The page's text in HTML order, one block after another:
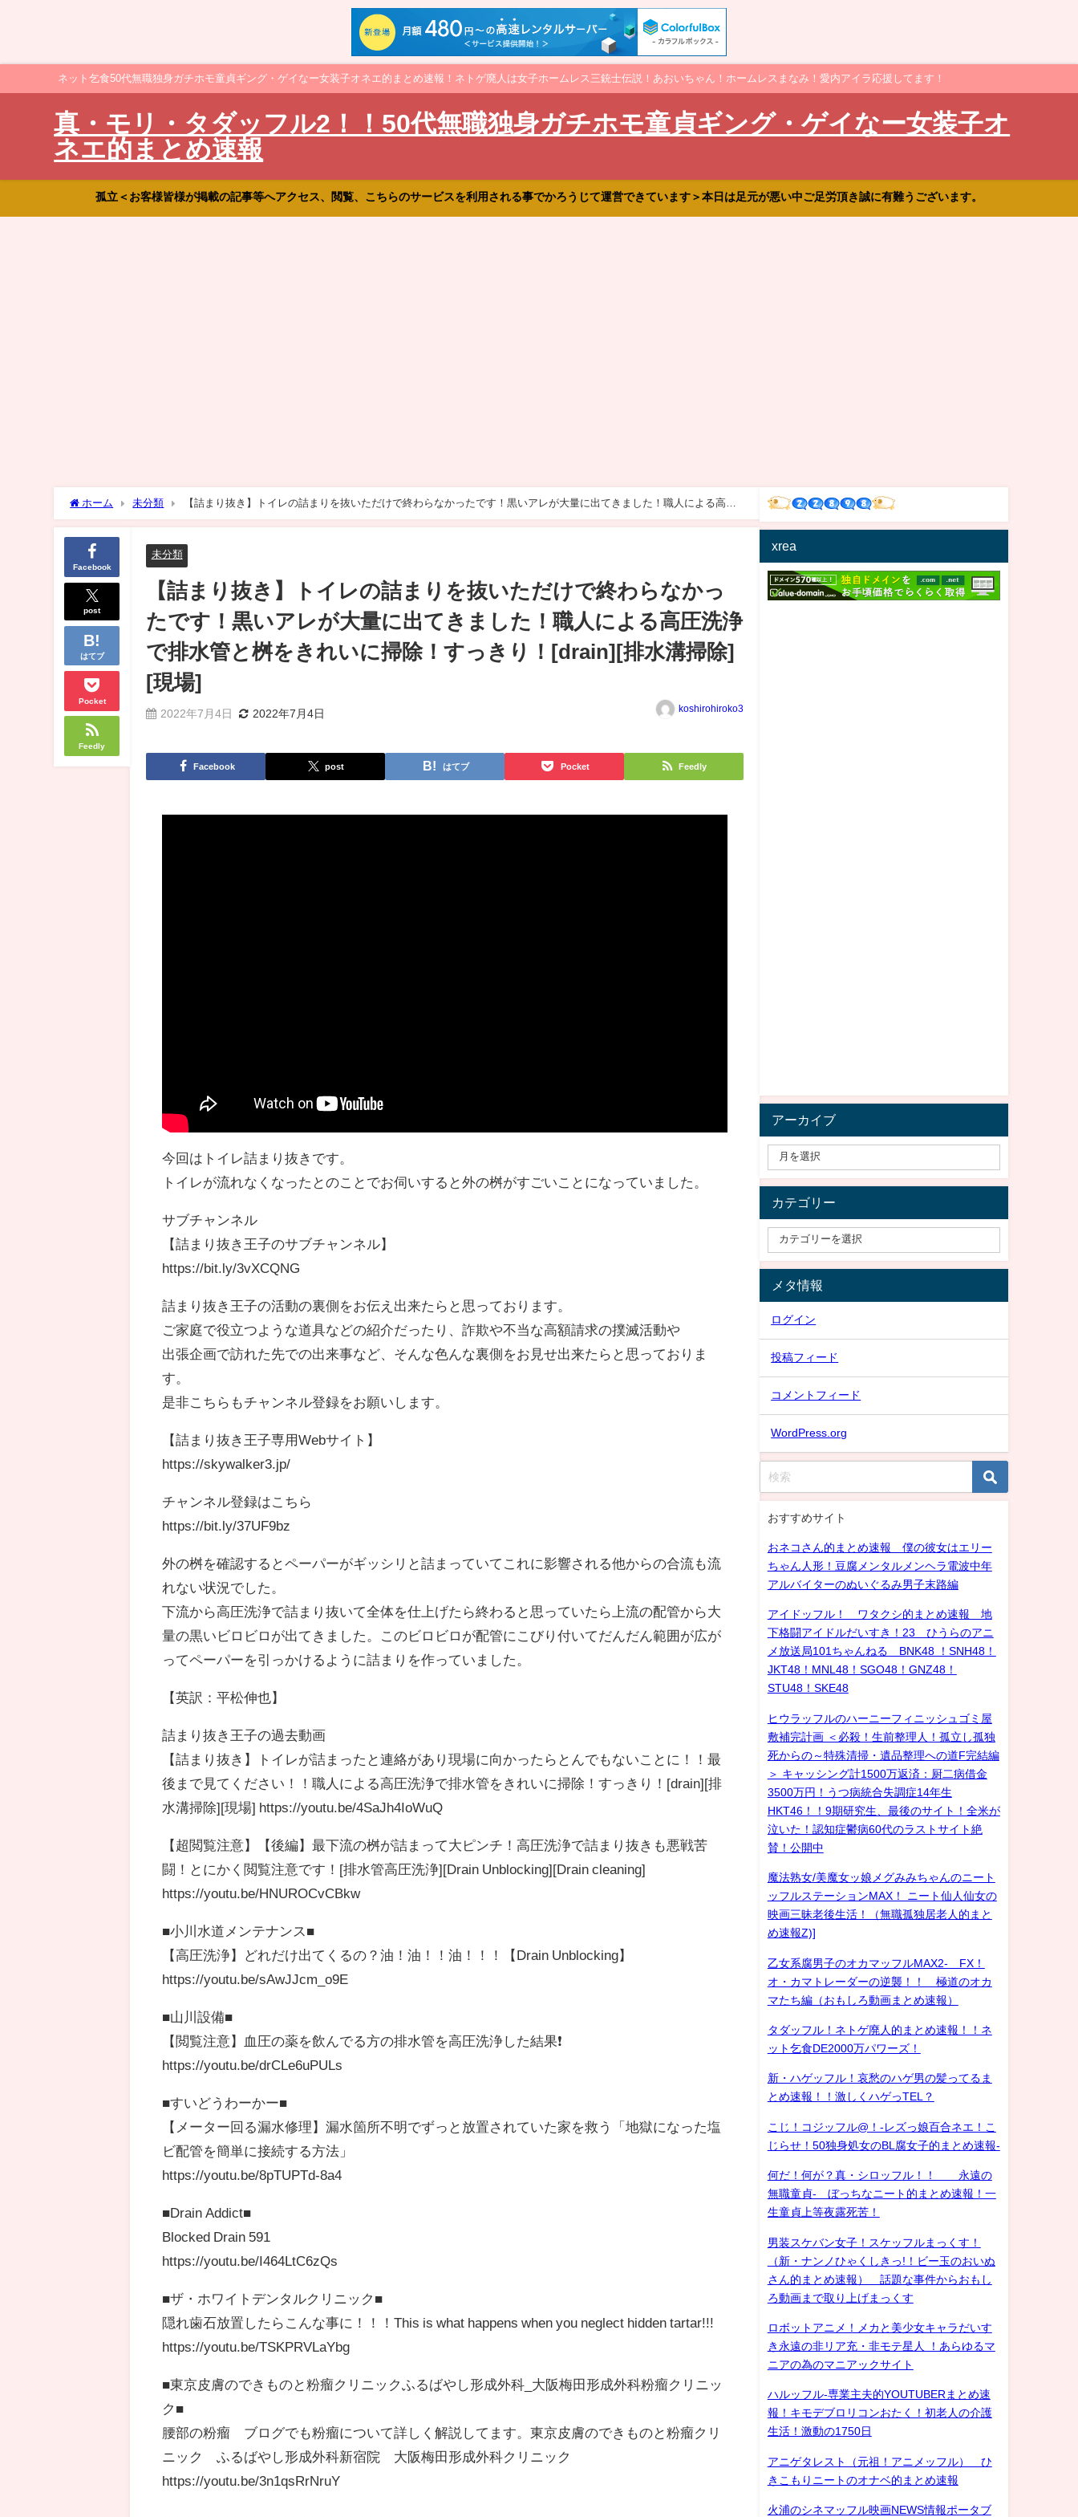
ネット乞食50代無職独身ガチホモ童貞ギング・ゲイなー女装子オネエ的まとめ速報！ネトゲ廃人は女子ホームレス三銃士伝説！あおいちゃん！ホームレスまなみ！愛内アイラ応援してます！
真・モリ・タダッフル2！！50代無職独身ガチホモ童貞ギング・ゲイなー女装子オ
ネエ的まとめ速報
孤立＜お客様皆様が掲載の記事等へアクセス、閲覧、こちらのサービスを利用される事でかろうじて運営できています＞本日は足元が悪い中ご足労頂き誠に有難うございます。
ホーム 未分類
【詰まり抜き】トイレの詰まりを抜いただけで終わらなかったです！黒いアレが大量に出てきました！職人による高圧
洗浄で排水管と桝をきれいに掃除！すっきり！[drain][排水溝掃除][現場]
Facebook
post
はてブ
Pocket
Feedly
未分類
【詰まり抜き】トイレの詰まりを抜いただけで終わらなかっ
たです！黒いアレが大量に出てきました！職人による高圧洗浄
で排水管と桝をきれいに掃除！すっきり！[drain][排水溝掃除]
[現場]
2022年7月4日 2022年7月4日 koshirohiroko3
Facebook post はてブ Pocket Feedly
今回はトイレ詰まり抜きです。
トイレが流れなくなったとのことでお伺いすると外の桝がすごいことになっていました。
サブチャンネル
【詰まり抜き王子のサブチャンネル】
https://bit.ly/3vXCQNG
詰まり抜き王子の活動の裏側をお伝え出来たらと思っております。
ご家庭で役立つような道具などの紹介だったり、詐欺や不当な高額請求の撲滅活動や
出張企画で訪れた先での出来事など、そんな色んな裏側をお見せ出来たらと思っておりま
す。
是非こちらもチャンネル登録をお願いします。
【詰まり抜き王子専用Webサイト】
https://skywalker3.jp/
チャンネル登録はこちら
https://bit.ly/37UF9bz
外の桝を確認するとペーパーがギッシリと詰まっていてこれに影響される他からの合流も流
れない状況でした。
下流から高圧洗浄で詰まり抜いて全体を仕上げたら終わると思っていたら上流の配管から大
量の黒いビロビロが出てきました。このビロビロが配管にこびり付いてだんだん範囲が広が
ってペーパーを引っかけるように詰まりを作っていました。
【英訳：平松伸也】
詰まり抜き王子の過去動画
【詰まり抜き】トイレが詰まったと連絡があり現場に向かったらとんでもないことに！！最
後まで見てください！！職人による高圧洗浄で排水管をきれいに掃除！すっきり！[drain][排
水溝掃除][現場] https://youtu.be/4SaJh4IoWuQ
【超閲覧注意】【後編】最下流の桝が詰まって大ピンチ！高圧洗浄で詰まり抜きも悪戦苦
闘！とにかく閲覧注意です！[排水管高圧洗浄][Drain Unblocking][Drain cleaning]
https://youtu.be/HNUROCvCBkw
■小川水道メンテナンス■
【高圧洗浄】どれだけ出てくるの？油！油！！油！！！【Drain Unblocking】
https://youtu.be/sAwJJcm_o9E
■山川設備■
【閲覧注意】血圧の薬を飲んでる方の排水管を高圧洗浄した結果❗️
https://youtu.be/drCLe6uPULs
■すいどうわーかー■
【メーター回る漏水修理】漏水箇所不明でずっと放置されていた家を救う「地獄になった塩
ビ配管を簡単に接続する方法」
https://youtu.be/8pTUPTd-8a4
■Drain Addict■
Blocked Drain 591
https://youtu.be/I464LtC6zQs
■ザ・ホワイトデンタルクリニック■
隠れ歯石放置したらこんな事に！！！This is what happens when you neglect hidden tartar!!!
https://youtu.be/TSKPRVLaYbg
■東京皮膚のできものと粉瘤クリニックふるばやし形成外科_大阪梅田形成外科粉瘤クリニッ
ク■
腰部の粉瘤 ブログでも粉瘤について詳しく解説してます。東京皮膚のできものと粉瘤クリ
ニック ふるばやし形成外科新宿院 大阪梅田形成外科クリニック
https://youtu.be/3n1qsRrNruY
xrea
アーカイブ
カテゴリー
メタ情報
ログイン
投稿フィード
コメントフィード
WordPress.org
おすすめサイト
おネコさん的まとめ速報 僕の彼女はエリー
ちゃん人形！豆腐メンタルメンヘラ電波中年
アルバイターのぬいぐるみ男子末路編
アイドッフル！ ワタクシ的まとめ速報 地
下格闘アイドルだいすき！23 ひうらのアニ
メ放送局101ちゃんねる BNK48 ！SNH48！
JKT48！MNL48！SGO48！GNZ48！
STU48！SKE48
ヒウラッフルのハーニーフィニッシュゴミ屋
敷補完計画 ＜必殺！生前整理人！孤立し孤独
死からの～特殊清掃・遺品整理への道F完結編
＞ キャッシング計1500万返済：厨二病借金
3500万円！うつ病統合失調症14年生
HKT46！！9期研究生、最後のサイト！全米が
泣いた！認知症鬱病60代のラストサイト絶
賛！公開中
魔法熟女/美魔女ッ娘メグみみちゃんのニート
ッフルステーションMAX！ ニート仙人仙女の
映画三昧老後生活！（無職孤独居老人的まと
め速報Z)]
乙女系腐男子のオカマッフルMAX2- FX！
オ・カマトレーダーの逆襲！！ 極道のオカ
マたち編（おもしろ動画まとめ速報）
タダッフル！ネトゲ廃人的まとめ速報！！ネ
ット乞食DE2000万パワーズ！
新・ハゲッフル！哀愁のハゲ男の髪ってるま
とめ速報！！激しくハゲっTEL？
こじ！コジッフル@！-レズっ娘百合ネエ！こ
じらせ！50独身処女のBL腐女子的まとめ速報-
何だ！何が？真・シロッフル！！ 永遠の
無職童貞- ぼっちなニート的まとめ速報！一
生童貞上等夜露死苦！
男装スケバン女子！スケッフルまっくす！
（新・ナンノひゃくしきっ!！ビー玉のおいぬ
さん的まとめ速報） 話題な事件からおもし
ろ動画まで取り上げまっくす
ロボットアニメ！メカと美少女キャラだいす
き永遠の非リア充・非モテ星人 ！あらゆるマ
ニアの為のマニアックサイト
ハルッフル-専業主夫的YOUTUBERまとめ速
報！キモデブロリコンおたく！初老人の介護
生活！激動の1750日
アニゲタレスト（元祖！アニメッフル） ひ
きこもりニートのオナベ的まとめ速報
火浦のシネマッフル映画NEWS情報ポータブ